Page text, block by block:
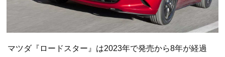
マツダ『ロードスター』は2023年で発売から8年が経過